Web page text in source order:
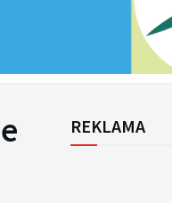
REKLAMA